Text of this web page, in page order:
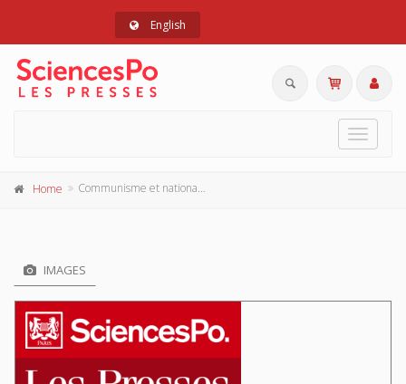
English
Toggle
Home Communisme et nationalisme dans les pays sous-développés: quelques variations régionales
IMAGES